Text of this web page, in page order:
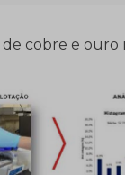
cobre e ouro